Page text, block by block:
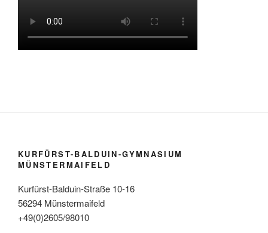
KURFÜRST-BALDUIN-GYMNASIUM
MÜNSTERMAIFELD
Kurfürst-Balduin-Straße 10-16
56294 Münstermaifeld
+49(0)2605/98010